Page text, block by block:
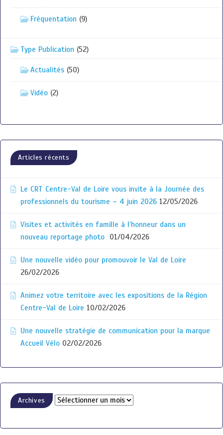
Fréquentation (9)
Type Publication (52)
Actualités (50)
Vidéo (2)
Articles récents
Le CRT Centre-Val de Loire vous invite à la Journée des
professionnels du tourisme – 4 juin 2026 12/05/2026
Visites et activités en famille à l’honneur dans un
nouveau reportage photo
01/04/2026
Une nouvelle vidéo pour promouvoir le Val de Loire
26/02/2026
Animez votre territoire avec les expositions de la Région
Centre-Val de Loire 10/02/2026
Une nouvelle stratégie de communication pour la marque
Accueil Vélo 02/02/2026
Archives